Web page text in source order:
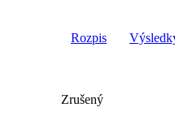
Rozpis
Zrušený